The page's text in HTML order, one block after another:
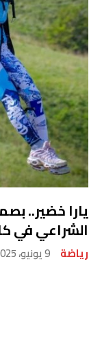
يارا خضير..
الشراعي في
رياضة 9 يونيو، 2025